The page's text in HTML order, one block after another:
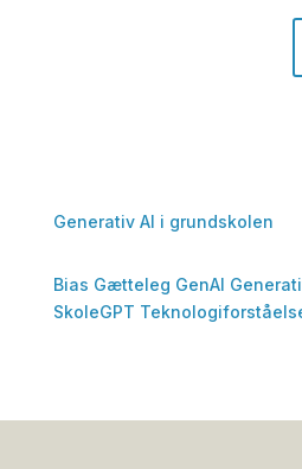
Generativ AI i grundskolen
Bias Gætteleg GenAI
SkoleGPT